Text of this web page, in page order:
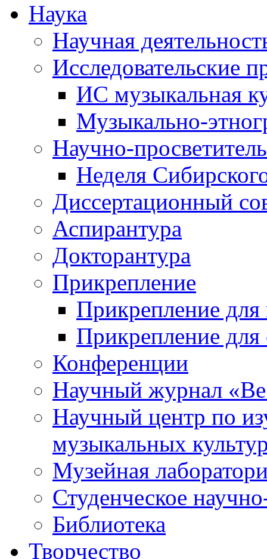
Наука
Научная
Исследовательские
ИС музыкальная
Музыкально-
Научно-
Неделя
Диссертационный
Аспирантура
Докторантура
Прикрепление
Прикрепление для
Прикрепление для
Конференции
Научный журнал
Научный центр по
музыкальных
Музейная
Студенческое
Библиотека
Творчество